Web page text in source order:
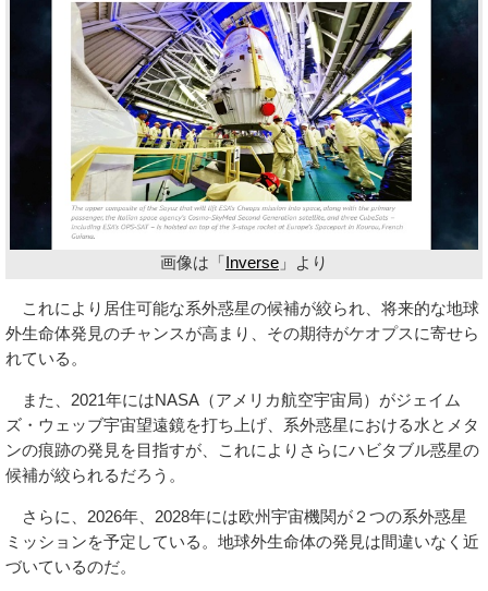
画像は「Inverse 」より
これにより居住可能な系外惑星の候補が絞られ、将来的な地球
外生命体発見のチャンスが高まり、その期待がケオプスに寄せら
れている。
また、2021年にはNASA（アメリカ航空宇宙局）がジェイム
ズ・ウェッブ宇宙望遠鏡を打ち上げ、系外惑星における水とメタ
ンの痕跡の発見を目指すが、これによりさらにハビタブル惑星の
候補が絞られるだろう。
さらに、2026年、2028年には欧州宇宙機関が２つの系外惑星
ミッションを予定している。地球外生命体の発見は間違いなく近
づいているのだ。